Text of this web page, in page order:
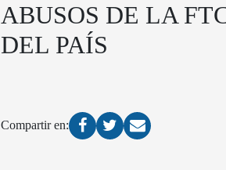
ABUSOS DE LA
DEL PAÍS
Compartir en: